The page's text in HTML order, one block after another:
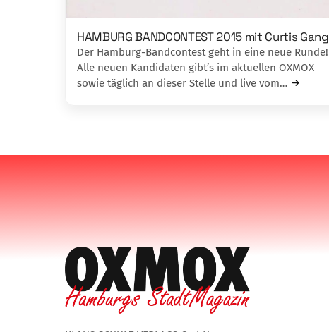
HAMBURG BANDCONTEST 2015 mit Curtis Gang
Der Hamburg-Bandcontest geht in eine neue Runde!
Alle neuen Kandidaten gibt’s im aktuellen OXMOX
sowie täglich an dieser Stelle und live vom…